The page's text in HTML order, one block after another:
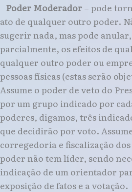
Poder Moderador– pode
ato de qualquer outro poder.
sugerir nada, mas pode
parcialmente, os efeitos de
qualquer outro poder ou
pessoas físicas (estas serão
Assume o poder de veto do
por um grupo indicado por
poderes, digamos, três
que decidirão por voto.
corregedoria e fiscalização
poder não tem líder, sendo
indicação de um orientador
exposição de fatos e a votação.